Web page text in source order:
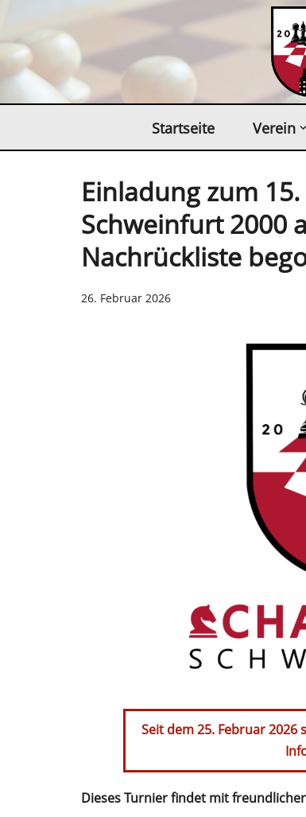
Zum
Inhalt
springen
Startseite Verein
Einladung zum
Schweinfurt 2000
Nachrückliste
26. Februar 2026
Seit dem 25. Februar
Dieses Turnier findet mit